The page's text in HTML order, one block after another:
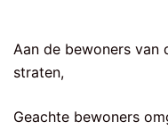
Aan de bewoners van
straten,
Geachte bewoners